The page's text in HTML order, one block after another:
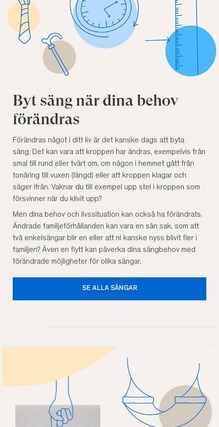
Byt säng när dina behov
förändras
Förändras något i ditt liv är det kanske dags att byta
säng. Det kan vara att kroppen har ändras, exempelvis från
smal till rund eller tvärt om, om någon i hemmet gått från
tonåring till vuxen (längd) eller att kroppen klagar och
säger ifrån. Vaknar du till exempel upp stel i kroppen som
försvinner när du klivit upp?
Men dina behov och livssituation kan också ha förändrats.
Ändrade familjeförhållanden kan vara en sån sak, som att
två enkelsängar blir en eller att ni kanske nyss blivit fler i
familjen? Även en flytt kan påverka dina sängbehov med
förändrade möjligheter för olika sängar.
SE ALLA SÄNGAR